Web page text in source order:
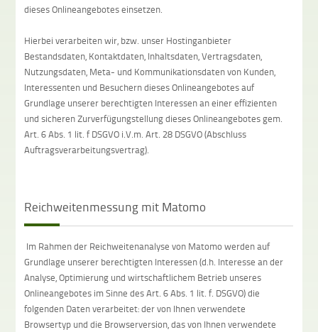
dieses Onlineangebotes einsetzen.
Hierbei verarbeiten wir, bzw. unser Hostinganbieter
Bestandsdaten, Kontaktdaten, Inhaltsdaten, Vertragsdaten,
Nutzungsdaten, Meta- und Kommunikationsdaten von Kunden,
Interessenten und Besuchern dieses Onlineangebotes auf
Grundlage unserer berechtigten Interessen an einer effizienten
und sicheren Zurverfügungstellung dieses Onlineangebotes gem.
Art. 6 Abs. 1 lit. f DSGVO i.V.m. Art. 28 DSGVO (Abschluss
Auftragsverarbeitungsvertrag).
Reichweitenmessung mit Matomo
Im Rahmen der Reichweitenanalyse von Matomo werden auf
Grundlage unserer berechtigten Interessen (d.h. Interesse an der
Analyse, Optimierung und wirtschaftlichem Betrieb unseres
Onlineangebotes im Sinne des Art. 6 Abs. 1 lit. f. DSGVO) die
folgenden Daten verarbeitet: der von Ihnen verwendete
Browsertyp und die Browserversion, das von Ihnen verwendete